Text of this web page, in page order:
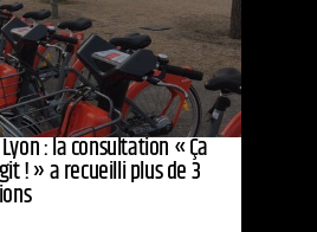
: la consultation « Ça
! » a recueilli plus de 3